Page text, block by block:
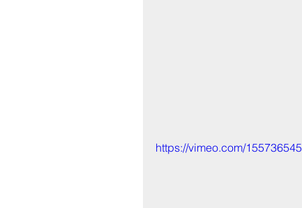
https://vimeo.com/155736545